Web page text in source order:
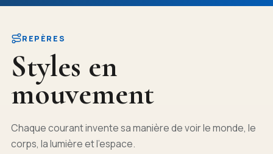
REPÈRES
Styles en
mouvement
Chaque courant invente sa manière de voir le monde, le
corps, la lumière et l’espace.